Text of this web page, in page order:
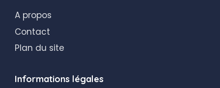
A propos
Contact
Plan du site
Informations légales